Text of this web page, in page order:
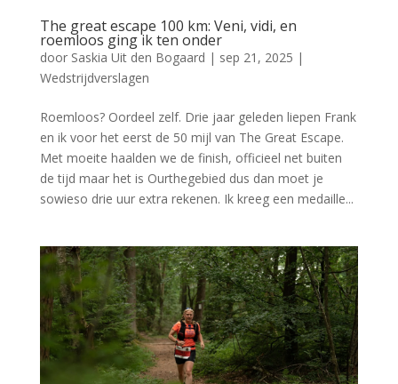
The great escape 100 km: Veni, vidi, en
roemloos ging ik ten onder
door Saskia Uit den Bogaard | sep 21, 2025 |
Wedstrijdverslagen
Roemloos? Oordeel zelf. Drie jaar geleden liepen Frank
en ik voor het eerst de 50 mijl van The Great Escape.
Met moeite haalden we de finish, officieel net buiten
de tijd maar het is Ourthegebied dus dan moet je
sowieso drie uur extra rekenen. Ik kreeg een medaille...